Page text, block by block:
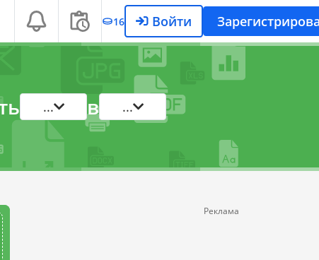
16 Войти
... в ...
Реклама